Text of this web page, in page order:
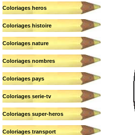
Coloriages heros
Coloriages histoire
Coloriages nature
Coloriages nombres
Coloriages pays
Coloriages serie-tv
Coloriages super-heros
Coloriages transport